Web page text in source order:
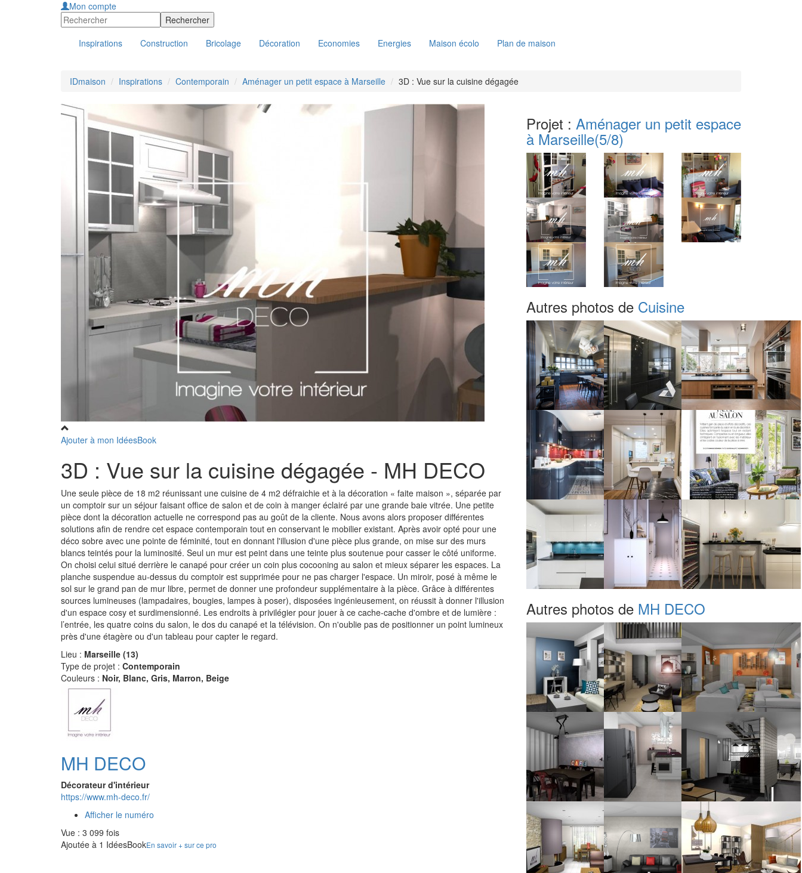
Mon compte
Inspirations Construction Bricolage Décoration Economies Energies Maison écolo Plan de maison
IDmaison Inspirations Contemporain Aménager un petit espace à Marseille 3D : Vue sur la cuisine dégagée
Ajouter à mon IdéesBook
3D : Vue sur la cuisine dégagée - MH DECO
Une seule pièce de 18 m2 réunissant une cuisine de 4 m2 défraichie et à la décoration « faite maison », séparée par
un comptoir sur un séjour faisant office de salon et de coin à manger éclairé par une grande baie vitrée. Une petite
pièce dont la décoration actuelle ne correspond pas au goût de la cliente. Nous avons alors proposer différentes
solutions afin de rendre cet espace contemporain tout en conservant le mobilier existant. Après avoir opté pour une
déco sobre avec une pointe de féminité, tout en donnant l'illusion d'une pièce plus grande, on mise sur des murs
blancs teintés pour la luminosité. Seul un mur est peint dans une teinte plus soutenue pour casser le côté uniforme.
On choisi celui situé derrière le canapé pour créer un coin plus cocooning au salon et mieux séparer les espaces. La
planche suspendue au-dessus du comptoir est supprimée pour ne pas charger l'espace. Un miroir, posé à même le
sol sur le grand pan de mur libre, permet de donner une profondeur supplémentaire à la pièce. Grâce à différentes
sources lumineuses (lampadaires, bougies, lampes à poser), disposées ingénieusement, on réussit à donner l'illusion
d'un espace cosy et surdimensionné. Les endroits à privilégier pour jouer à ce cache-cache d'ombre et de lumière :
l’entrée, les quatre coins du salon, le dos du canapé et la télévision. On n'oublie pas de positionner un point lumineux
près d'une étagère ou d'un tableau pour capter le regard.
Lieu : Marseille (13)
Type de projet : Contemporain
Couleurs : Noir, Blanc, Gris, Marron, Beige
MH DECO
Décorateur d'intérieur
https://www.mh-deco.fr/
Afficher le numéro
Vue : 3 099 fois
Ajoutée à 1 IdéesBookEn savoir + sur ce pro
Projet : Aménager un petit espace
à Marseille(5/8)
Autres photos de Cuisine
Autres photos de MH DECO